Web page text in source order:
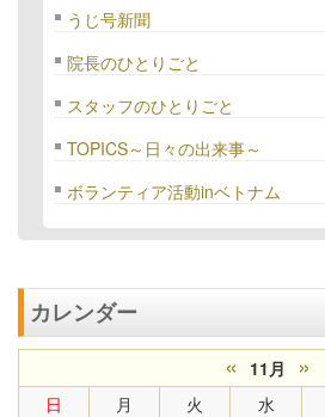
うじ号新聞
院長のひとりごと
スタッフのひとりごと
TOPICS～日々の出来事～
ボランティア活動inベトナム
カレンダー
« 11月 »
日 月 火 水